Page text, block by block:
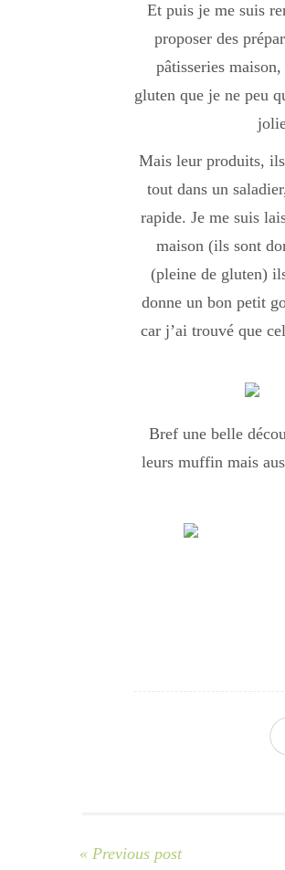
Et puis je me suis
proposer des
pâtisseries
gluten que je ne peu
Mais leur produits,
tout dans un
rapide. Je me suis
maison (ils sont
(pleine de gluten)
donne un bon petit
car j’ai trouvé que
Bref une belle
leurs muffin mais
« Previous post